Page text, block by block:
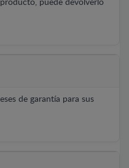
puede devolverlo
de garantía para sus